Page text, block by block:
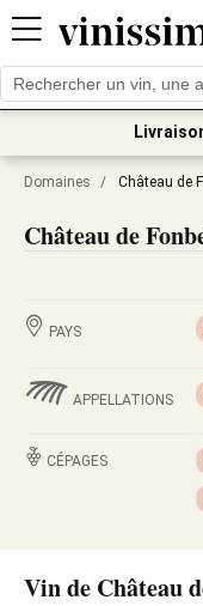
Domaines / Château de
Château de
PAYS
APPELLATIONS
CÉPAGES
Vin de Château